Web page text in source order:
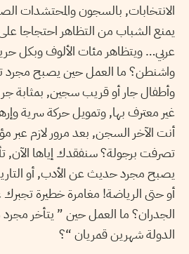
الانتخابات, بالسجون والمحتشدات
يمنع الشباب من التظاهر احتجاجا
عربي… ويتظاهر مئات الألوف وبكل
واشنطن؟ ما العمل حين يصبح مجرد
وأطفال جار أو قريب سجين, بمثابة
غير معترف بها, وتمويل حركة سرية
أنت الآخر السجن, بعد مرور لازم عبر
تصرفت برجولة؟ سنفقدك إياها الآن,
يصبح مجرد حديث عن الأدب, أو
أو حتى الرياضة! مغامرة خطيرة
الجدران؟ ما العمل حين ” يتأخر
الدولة شهرين قمريان “؟